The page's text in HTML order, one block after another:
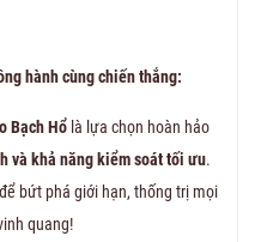
hành cùng chiến thắng:
Bạch Hổ là lựa chọn hoàn hảo
và khả năng kiểm soát tối ưu.
bứt phá giới hạn, thống trị mọi
quang!